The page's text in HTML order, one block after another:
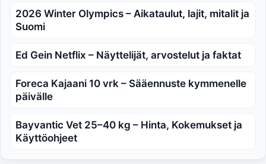
2026 Winter Olympics – Aikataulut, lajit, mitalit ja
Suomi
Ed Gein Netflix – Näyttelijät, arvostelut ja faktat
Foreca Kajaani 10 vrk – Sääennuste kymmenelle
päivälle
Bayvantic Vet 25–40 kg – Hinta, Kokemukset ja
Käyttöohjeet